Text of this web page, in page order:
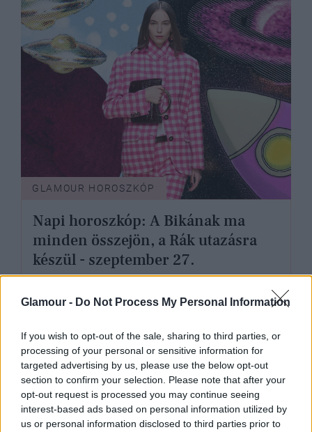
Glamour - Do Not Process My Personal Information
If you wish to opt-out of the sale, sharing to third parties, or
processing of your personal or sensitive information for
targeted advertising by us, please use the below opt-out
section to confirm your selection. Please note that after your
opt-out request is processed you may continue seeing
interest-based ads based on personal information utilized by
us or personal information disclosed to third parties prior to
GLAMOUR HOROSZKÓP
Napi horoszkóp: A Bikának ma
minden összejön, a Rák utazásra
készül - szeptember 27.